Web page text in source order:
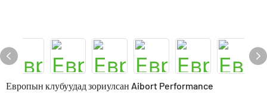
Европын клубуудад зориулсан Aibort Performance